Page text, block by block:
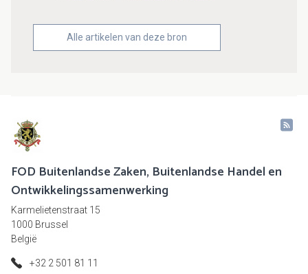
Alle artikelen van deze bron
FOD Buitenlandse Zaken, Buitenlandse Handel en
Ontwikkelingssamenwerking
Karmelietenstraat 15
1000 Brussel
België
+32 2 501 81 11